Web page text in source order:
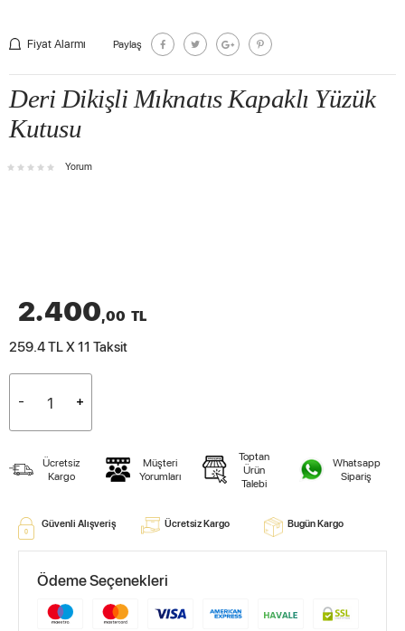
Fiyat Alarmı Paylaş
Deri Dikişli Mıknatıs Kapaklı Yüzük
Kutusu
Yorum
2.400,00 TL
259.4 TL X 11 Taksit
Ücretsiz
Kargo
Müşteri
Yorumları
Toptan
Ürün
Talebi
Whatsapp
Sipariş
Güvenli Alışveriş Ücretsiz Kargo Bugün Kargo
Ödeme Seçenekleri